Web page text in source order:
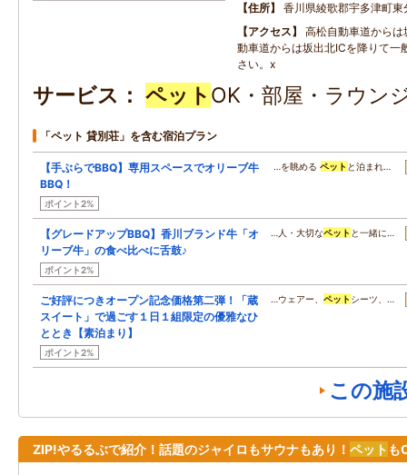
住所
香川県綾歌郡宇多津町東
アクセス
高松自動車道から
動車道からは坂出北ICを降りて一
さい。x
サービス ペット OK・部屋・ラウン
「ペット 貸別荘」を含む宿泊プラン
【手ぶらでBBQ】専用スペースでオリーブ牛
BBQ！
ポイント2%
…を眺めるペット と泊まれ…
【グレードアップBBQ】香川ブランド牛「オ
リーブ牛」の食べ比べに舌鼓♪
ポイント2%
…人・大切なペット と一緒に…
ご好評につきオープン記念価格第二弾！「蔵
スイート」で過ごす１日１組限定の優雅なひ
ととき【素泊まり】
ポイント2%
…ウェアー、 ペット シーツ、…
この施
ZIP!やるるぶで紹介！話題のジャイロもサウナもあり！ ペット も